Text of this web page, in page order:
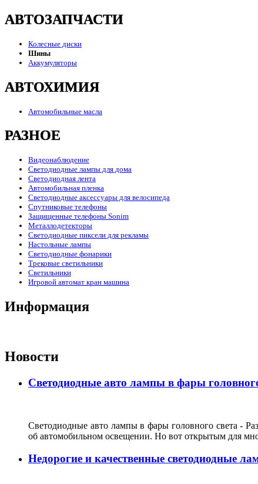
АВТОЗАПЧАСТИ
Колесные диски
Шины
Аккумуляторы
АВТОХИМИЯ
Автомобильные масла
РАЗНОЕ
Видеонаблюдение
Светодиодные лампы для дома
Светодиодная лента
Автомобильная пленка
Светодиодные аксессуары для велосипеда
Спутниковые телефоны
Защищенные телефоны Sonim
Металлодетекторы
Светодиодные пиксели для рекламы
Настольные лампы
Светодиодные фонарики
Трековые светильники
Светильники
Игровой автомат кран машина
Информация
Новости
Светодиодные авто лампы в фары
Светодиодные авто лампы в фары головного света -
об автомобильном освещении. Но вот открытым для
Недорогие и качественные светодиодные